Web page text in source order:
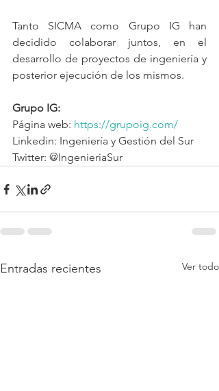
Tanto SICMA como Grupo IG han
decidido colaborar juntos, en el
desarrollo de proyectos de ingeniería y
posterior ejecución de los mismos.
Grupo IG:
Página web: https://grupoig.com/
Linkedin: Ingeniería y Gestión del Sur
Twitter: @IngenieriaSur
Entradas recientes Ver todo